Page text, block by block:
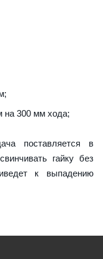
на 300 мм хода;
поставляется в
гайку без
к выпадению